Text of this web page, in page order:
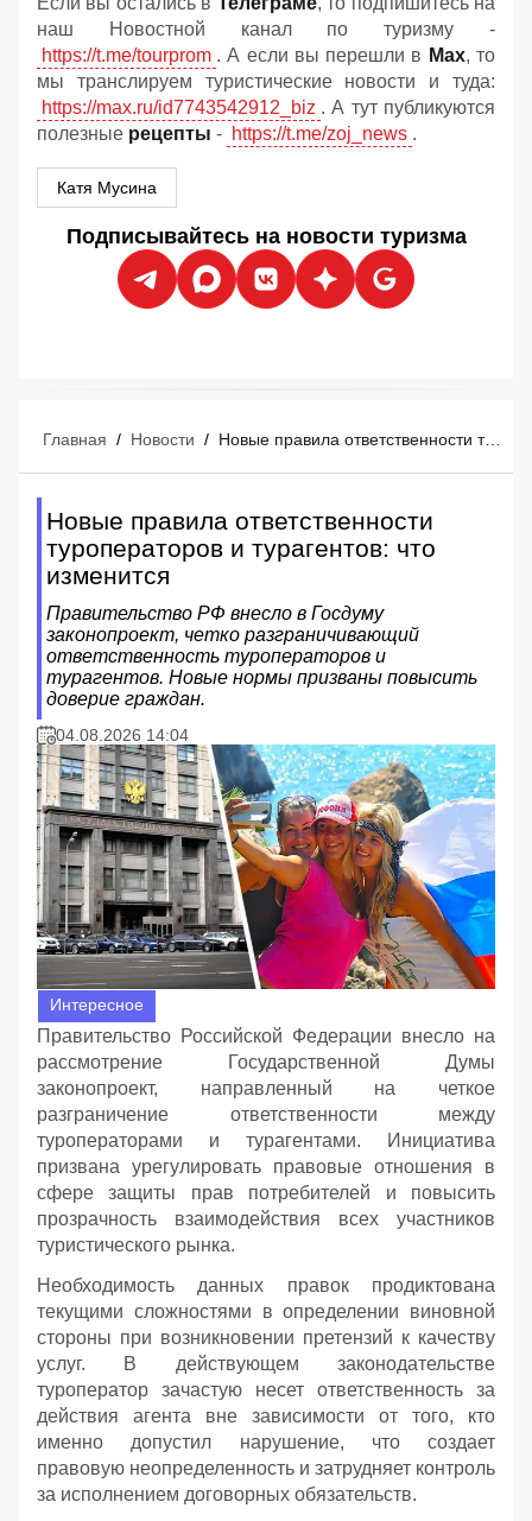
наш Новостной канал по туризму -
https://t.me/tourprom . А если вы перешли в Мах, то
мы транслируем туристические новости и туда:
https://max.ru/id7743542912_biz . А тут публикуются
полезные рецепты - https://t.me/zoj_news .
Катя Мусина
Подписывайтесь на новости туризма
Главная / Новости / Новые правила ответственности туроператоров и турагентов: что изменится
Новые правила ответственности
туроператоров и турагентов: что
изменится
Правительство РФ внесло в Госдуму
законопроект, четко разграничивающий
ответственность туроператоров и
турагентов. Новые нормы призваны повысить
доверие граждан.
04.08.2026 14:04
Интересное
Правительство Российской Федерации внесло на
рассмотрение Государственной Думы
законопроект, направленный на четкое
разграничение ответственности между
туроператорами и турагентами. Инициатива
призвана урегулировать правовые отношения в
сфере защиты прав потребителей и повысить
прозрачность взаимодействия всех участников
туристического рынка.
Необходимость данных правок продиктована
текущими сложностями в определении виновной
стороны при возникновении претензий к качеству
услуг. В действующем законодательстве
туроператор зачастую несет ответственность за
действия агента вне зависимости от того, кто
именно допустил нарушение, что создает
правовую неопределенность и затрудняет контроль
за исполнением договорных обязательств.